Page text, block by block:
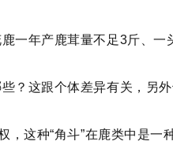
一年产鹿茸量不足3斤、
？这跟个体差异有关，另外
，这种“角斗”在鹿类中是一